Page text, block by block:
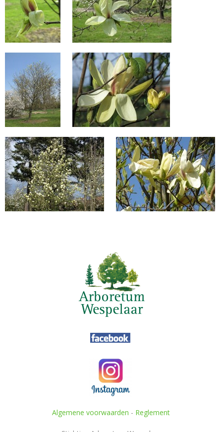
Algemene voorwaarden - Reglement